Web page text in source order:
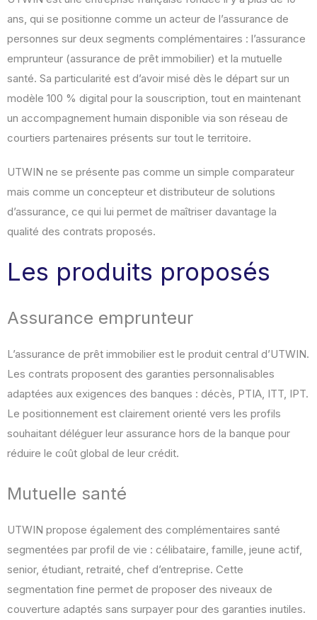
ans, qui se positionne comme un acteur de l’assurance de
personnes sur deux segments complémentaires : l’assurance
emprunteur (assurance de prêt immobilier) et la mutuelle
santé. Sa particularité est d’avoir misé dès le départ sur un
modèle 100 % digital pour la souscription, tout en maintenant
un accompagnement humain disponible via son réseau de
courtiers partenaires présents sur tout le territoire.
UTWIN ne se présente pas comme un simple comparateur
mais comme un concepteur et distributeur de solutions
d’assurance, ce qui lui permet de maîtriser davantage la
qualité des contrats proposés.
Les produits proposés
Assurance emprunteur
L’assurance de prêt immobilier est le produit central d’UTWIN.
Les contrats proposent des garanties personnalisables
adaptées aux exigences des banques : décès, PTIA, ITT, IPT.
Le positionnement est clairement orienté vers les profils
souhaitant déléguer leur assurance hors de la banque pour
réduire le coût global de leur crédit.
Mutuelle santé
UTWIN propose également des complémentaires santé
segmentées par profil de vie : célibataire, famille, jeune actif,
senior, étudiant, retraité, chef d’entreprise. Cette
segmentation fine permet de proposer des niveaux de
couverture adaptés sans surpayer pour des garanties inutiles.